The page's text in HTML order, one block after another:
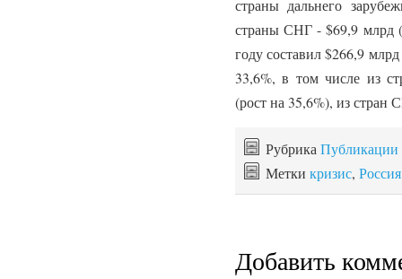
страны дальнего
страны СНГ - $69,9 млрд
году составил $266,9
33,6%, в том числе из
(рост на 35,6%), из стран
Рубрика Публикации
Метки кризис, Россия
Добавить